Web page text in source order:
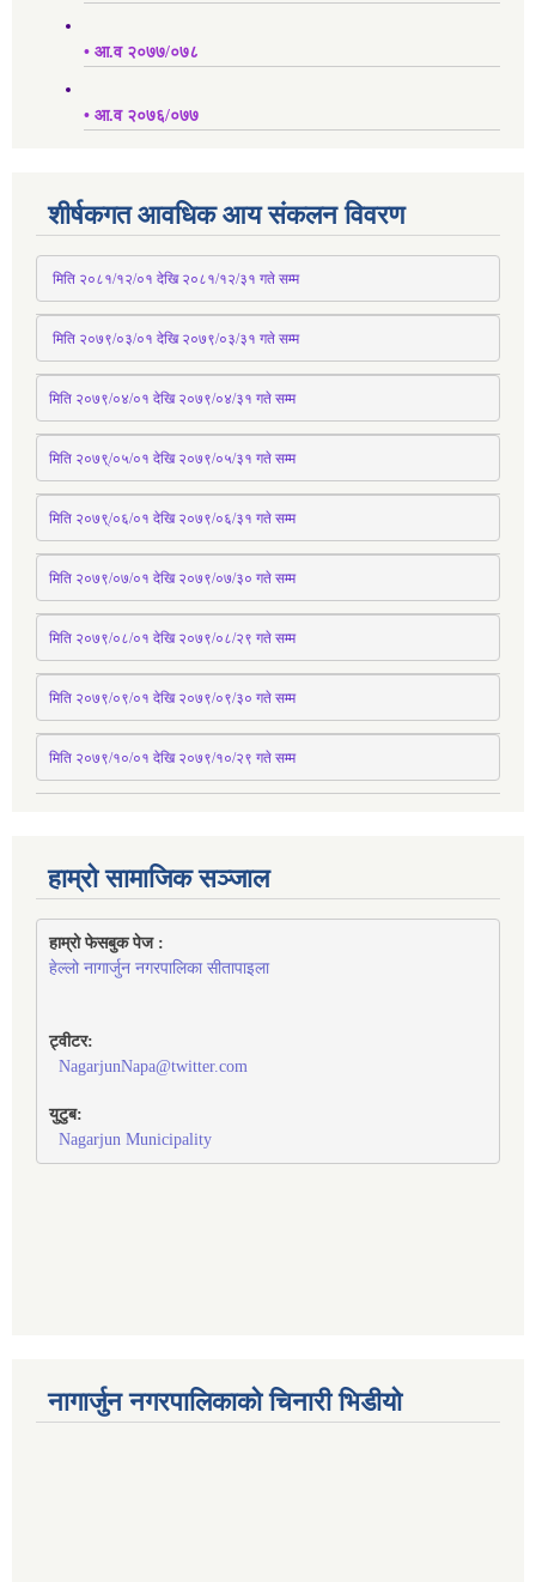
• आ.व २०७७/०७८
• आ.व २०७६/०७७
शीर्षकगत आवधिक आय संकलन विवरण
मिति २०८१/१२/०१ देखि २०८१/१२/३१ गते सम्म
मिति २०७९/०३/०१ देखि २०७९/०३/३१ गते सम्म
मिति २०७९/०४/०१ देखि २०७९/०४/३१ गते सम्म
मिति २०७९्/०५/०१ देखि २०७९/०५/३१ गते सम्म
मिति २०७९्/०६/०१ देखि २०७९/०६/३१ गते सम्म
मिति २०७९/०७/०१ देखि २०७९/०७/३० गते सम्म
मिति २०७९/०८/०१ देखि २०७९/०८/२९ गते सम्म
मिति २०७९/०९/०१ देखि २०७९/०९/३० गते सम्म
मिति २०७९/१०/०१ देखि २०७९/१०/२९ गते सम्म
हाम्रो सामाजिक सञ्जाल
हाम्रो फेसबुक पेज :
हेल्लो नागार्जुन नगरपालिका सीतापाइला
ट्वीटर:
NagarjunNapa@twitter.com
युटुब:
Nagarjun Municipality
नागार्जुन नगरपालिकाको चिनारी भिडीयो